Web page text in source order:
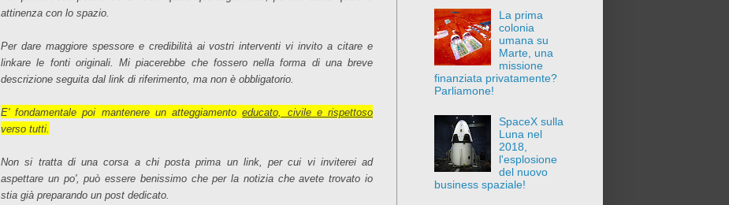
attinenza con lo spazio.
Per dare maggiore spessore e credibilità ai vostri interventi vi invito a citare e
linkare le fonti originali. Mi piacerebbe che fossero nella forma di una breve
descrizione seguita dal link di riferimento, ma non è obbligatorio.
E' fondamentale poi mantenere un atteggiamentoeducato, civile e rispettoso
verso tutti.
Non si tratta di una corsa a chi posta prima un link, per cui vi inviterei ad
aspettare un po', può essere benissimo che per la notizia che avete trovato io
stia già preparando un post dedicato.
La prima
colonia
umana su
Marte, una
missione
finanziata privatamente?
Parliamone!
SpaceX sulla
Luna nel
2018,
l'esplosione
del nuovo
business spaziale!